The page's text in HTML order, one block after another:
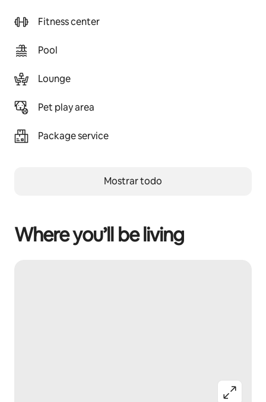
Fitness center
Pool
Lounge
Pet play area
Package service
Mostrar todo
Where you’ll be living